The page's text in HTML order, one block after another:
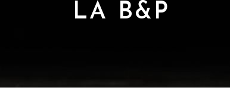
LA B&P